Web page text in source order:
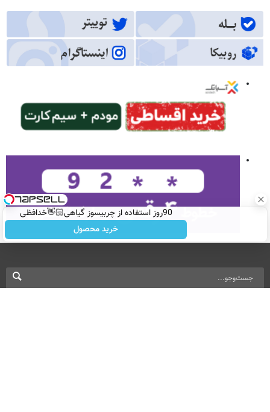
90روز استفاده از چربیسوز گیاهی👋🏻خدافظی
همیشگی با چاقی!خرید با تخفیف
خرید محصول